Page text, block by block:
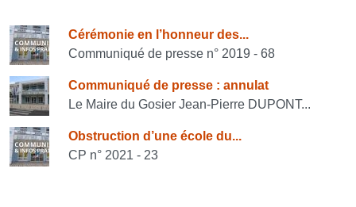
Consulter également
Cérémonie en l’honneur des...
Communiqué de presse n° 2019 - 68
Communiqué de presse : annulat
Le Maire du Gosier Jean-Pierre DUPONT...
Obstruction d’une école du...
CP n° 2021 - 23